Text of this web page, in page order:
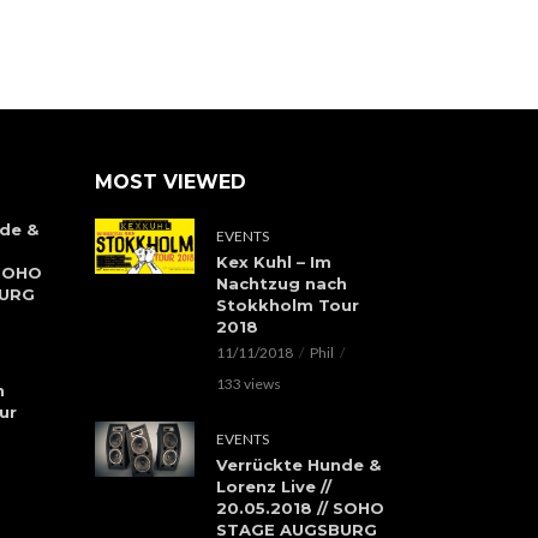
&
MOST VIEWED
EVENTS
Kex Kuhl – Im
Nachtzug nach
Stokkholm Tour
2018
11/11/2018
Phil
133 views
EVENTS
Verrückte Hunde &
Lorenz Live //
20.05.2018 // SOHO
STAGE AUGSBURG